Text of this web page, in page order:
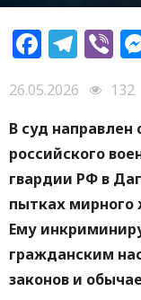
26.05.2026
132
В суд
российского
гвардии РФ в
пытках мирного
Ему
гражданским
законов и